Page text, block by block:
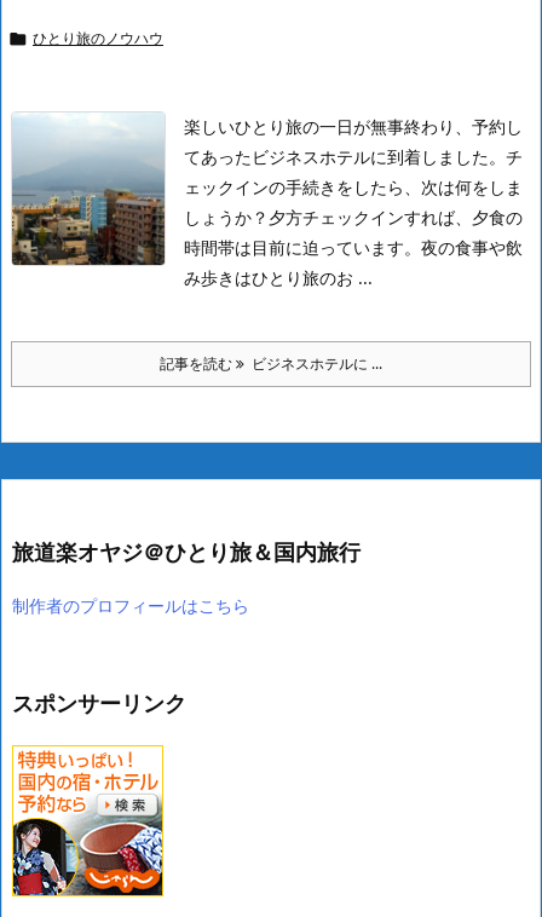
 ひとり旅のノウハウ
楽しいひとり旅の一日が無事終わり、予約し
てあったビジネスホテルに到着しました。チ
ェックインの手続きをしたら、次は何をしま
しょうか？ 夕方チェックインすれば、夕食の
時間帯は目前に迫っています。夜の食事や飲
み歩きはひとり旅のお ...
記事を読む ビジネスホテルに ...
旅道楽オヤジ＠ひとり旅＆国内旅行
制作者のプロフィールはこちら
スポンサーリンク